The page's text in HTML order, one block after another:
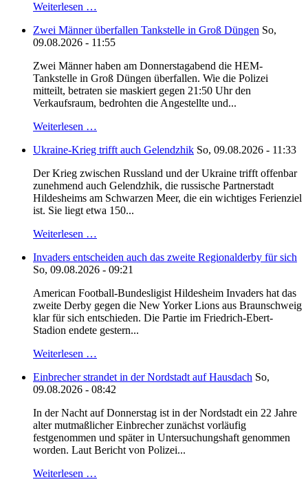
Weiterlesen …
Zwei Männer überfallen Tankstelle in Groß Düngen So,
09.08.2026 - 11:55
Zwei Männer haben am Donnerstagabend die HEM-
Tankstelle in Groß Düngen überfallen. Wie die Polizei
mitteilt, betraten sie maskiert gegen 21:50 Uhr den
Verkaufsraum, bedrohten die Angestellte und...
Weiterlesen …
Ukraine-Krieg trifft auch Gelendzhik So, 09.08.2026 - 11:33
Der Krieg zwischen Russland und der Ukraine trifft offenbar
zunehmend auch Gelendzhik, die russische Partnerstadt
Hildesheims am Schwarzen Meer, die ein wichtiges Ferienziel
ist. Sie liegt etwa 150...
Weiterlesen …
Invaders entscheiden auch das zweite Regionalderby für sich
So, 09.08.2026 - 09:21
American Football-Bundesligist Hildesheim Invaders hat das
zweite Derby gegen die New Yorker Lions aus Braunschweig
klar für sich entschieden. Die Partie im Friedrich-Ebert-
Stadion endete gestern...
Weiterlesen …
Einbrecher strandet in der Nordstadt auf Hausdach So,
09.08.2026 - 08:42
In der Nacht auf Donnerstag ist in der Nordstadt ein 22 Jahre
alter mutmaßlicher Einbrecher zunächst vorläufig
festgenommen und später in Untersuchungshaft genommen
worden. Laut Bericht von Polizei...
Weiterlesen …